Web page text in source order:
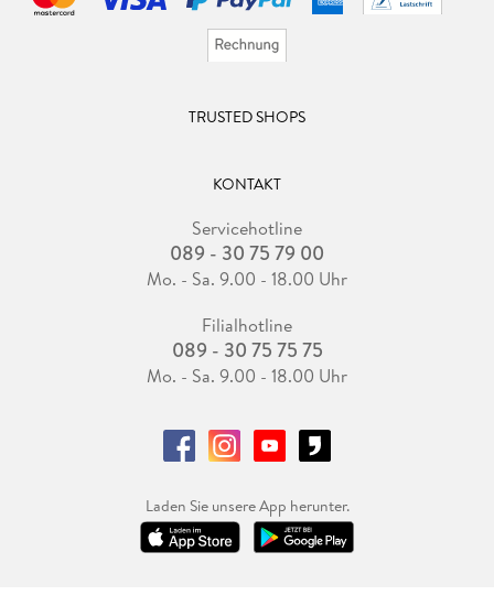
TRUSTED SHOPS
KONTAKT
Servicehotline
089 - 30 75 79 00
Mo. - Sa. 9.00 - 18.00 Uhr
Filialhotline
089 - 30 75 75 75
Mo. - Sa. 9.00 - 18.00 Uhr
Laden Sie unsere App herunter.